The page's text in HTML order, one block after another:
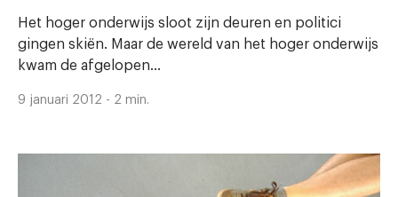
Het hoger onderwijs sloot zijn deuren en politici
gingen skiën. Maar de wereld van het hoger onderwijs
kwam de afgelopen...
9 januari 2012 - 2 min.